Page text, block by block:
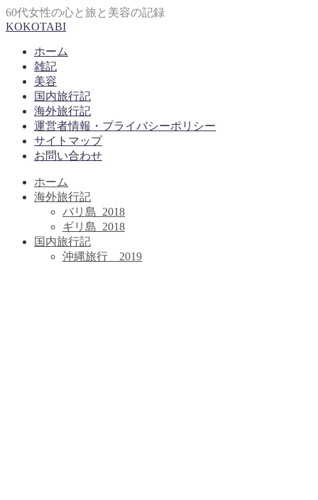
60代女性の心と旅と美容の記録
KOKOTABI
ホーム
雑記
美容
国内旅行記
海外旅行記
運営者情報・プライバシーポリシー
サイトマップ
お問い合わせ
ホーム
海外旅行記
バリ島_2018
ギリ島_2018
国内旅行記
沖縄旅行＿2019